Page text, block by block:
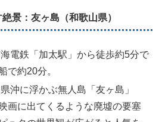
景：友ヶ島（和歌山県）
電鉄「加太駅」から徒歩約5分で
で約20分。
沖に浮かぶ無人島「友ヶ島」
画に出てくるような廃墟の要塞